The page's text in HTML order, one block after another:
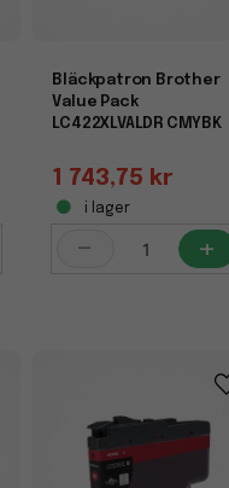
Bläckpatron Brother
Value Pack
LC422XLVALDR CMYBK
1 743,75 kr
i lager
- +